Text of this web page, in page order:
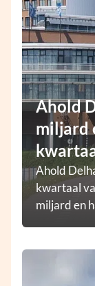
Ahold
miljard
Ahold
kwartaal
miljard en